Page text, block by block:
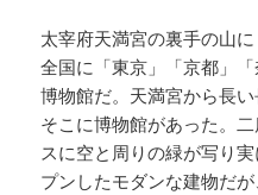
太宰府天満宮の裏手の山
全国に「東京」「京都」
博物館だ。天満宮から長
そこに博物館があった。
スに空と周りの緑が写り
プンしたモダンな建物だ